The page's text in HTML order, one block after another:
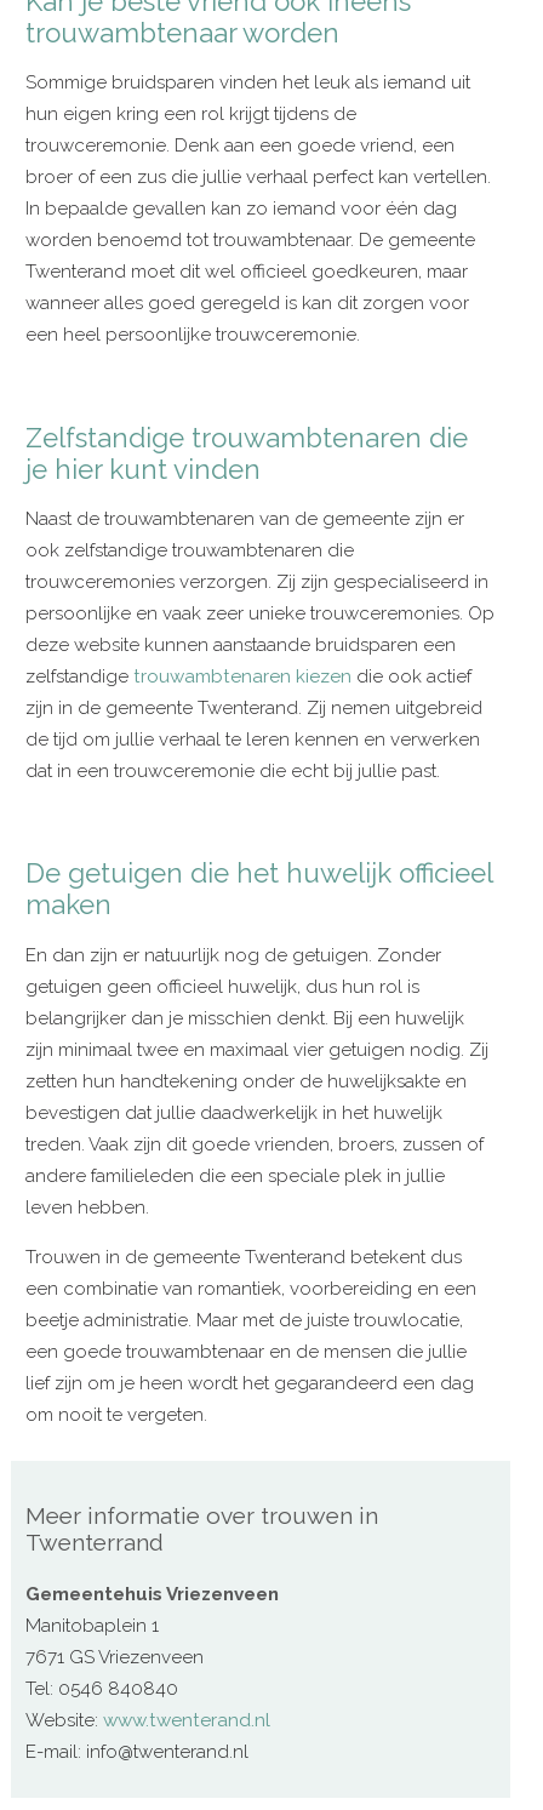
trouwambtenaar worden
Sommige bruidsparen vinden het leuk als iemand uit
hun eigen kring een rol krijgt tijdens de
trouwceremonie. Denk aan een goede vriend, een
broer of een zus die jullie verhaal perfect kan vertellen.
In bepaalde gevallen kan zo iemand voor één dag
worden benoemd tot trouwambtenaar. De gemeente
Twenterand moet dit wel officieel goedkeuren, maar
wanneer alles goed geregeld is kan dit zorgen voor
een heel persoonlijke trouwceremonie.
Zelfstandige trouwambtenaren die
je hier kunt vinden
Naast de trouwambtenaren van de gemeente zijn er
ook zelfstandige trouwambtenaren die
trouwceremonies verzorgen. Zij zijn gespecialiseerd in
persoonlijke en vaak zeer unieke trouwceremonies. Op
deze website kunnen aanstaande bruidsparen een
zelfstandigetrouwambtenaren kiezen die ook actief
zijn in de gemeente Twenterand. Zij nemen uitgebreid
de tijd om jullie verhaal te leren kennen en verwerken
dat in een trouwceremonie die echt bij jullie past.
De getuigen die het huwelijk officieel
maken
En dan zijn er natuurlijk nog de getuigen. Zonder
getuigen geen officieel huwelijk, dus hun rol is
belangrijker dan je misschien denkt. Bij een huwelijk
zijn minimaal twee en maximaal vier getuigen nodig. Zij
zetten hun handtekening onder de huwelijksakte en
bevestigen dat jullie daadwerkelijk in het huwelijk
treden. Vaak zijn dit goede vrienden, broers, zussen of
andere familieleden die een speciale plek in jullie
leven hebben.
Trouwen in de gemeente Twenterand betekent dus
een combinatie van romantiek, voorbereiding en een
beetje administratie. Maar met de juiste trouwlocatie,
een goede trouwambtenaar en de mensen die jullie
lief zijn om je heen wordt het gegarandeerd een dag
om nooit te vergeten.
Meer informatie over trouwen in
Twenterrand
Gemeentehuis Vriezenveen
Manitobaplein 1
7671 GS Vriezenveen
Tel: 0546 840840
Website:www.twenterand.nl
E-mail: info@twenterand.nl